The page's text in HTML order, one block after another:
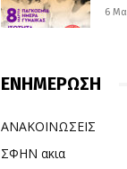
6
ΕΝΗΜΕΡΩΣΗ
ΑΝΑΚΟΙΝΩΣΕΙΣ
ΣΦΗΝ ακια